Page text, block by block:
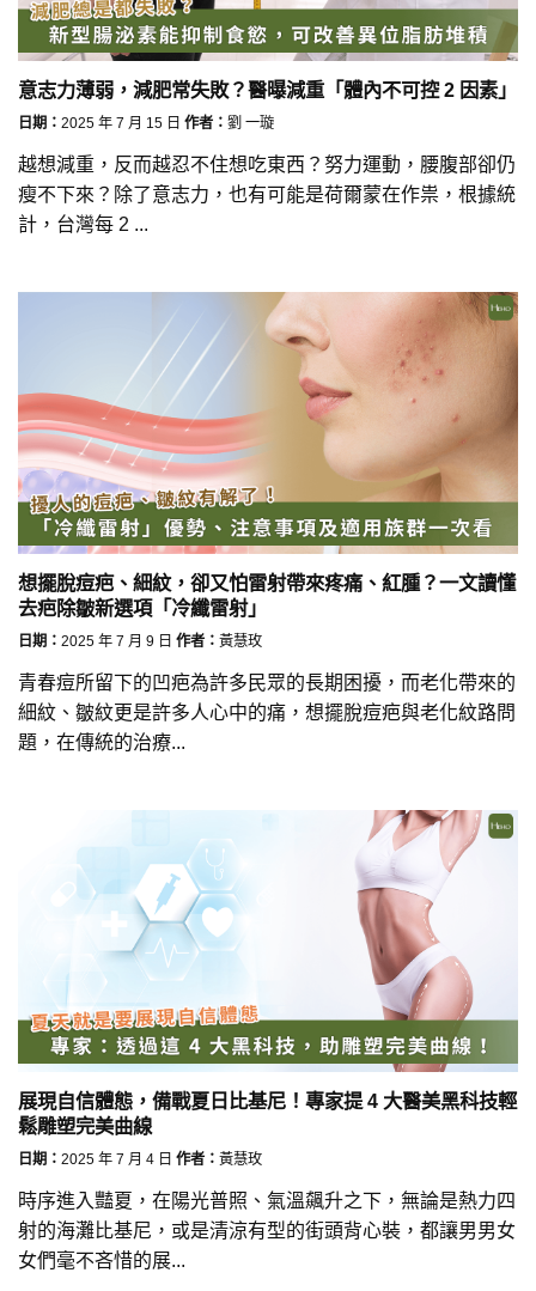
意志力薄弱，減肥常失敗？醫曝減重「體內不可控 2 因素」
日期： 2025 年 7 月 15 日 作者： 劉 一璇
越想減重，反而越忍不住想吃東西？努力運動，腰腹部卻仍
瘦不下來？除了意志力，也有可能是荷爾蒙在作祟，根據統
計，台灣每 2 ...
想擺脫痘疤、細紋，卻又怕雷射帶來疼痛、紅腫？一文讀懂
去疤除皺新選項「冷纖雷射」
日期： 2025 年 7 月 9 日 作者： 黃慧玫
青春痘所留下的凹疤為許多民眾的長期困擾，而老化帶來的
細紋、皺紋更是許多人心中的痛，想擺脫痘疤與老化紋路問
題，在傳統的治療...
展現自信體態，備戰夏日比基尼！專家提 4 大醫美黑科技輕
鬆雕塑完美曲線
日期： 2025 年 7 月 4 日 作者： 黃慧玫
時序進入豔夏，在陽光普照、氣溫飆升之下，無論是熱力四
射的海灘比基尼，或是清涼有型的街頭背心裝，都讓男男女
女們毫不吝惜的展...